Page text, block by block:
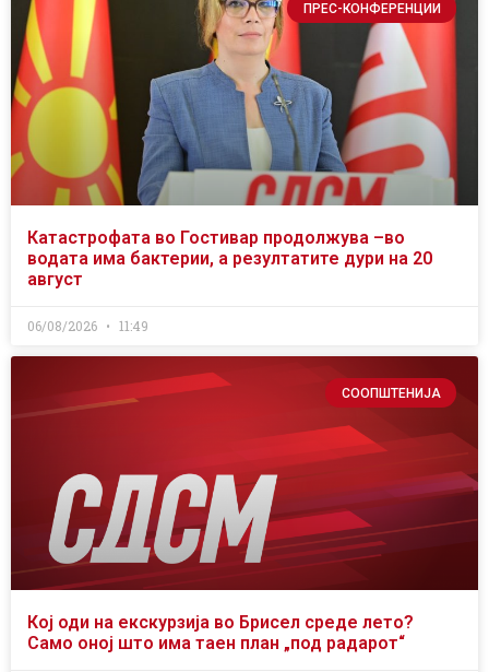
ПРЕС-КОНФЕРЕНЦИИ
Катастрофата во Гостивар продолжува –во
водата има бактерии, а резултатите дури на 20
август
06/08/2026 11:49
СООПШТЕНИЈА
Кој оди на екскурзија во Брисел среде лето?
Само оној што има таен план „под радарот“